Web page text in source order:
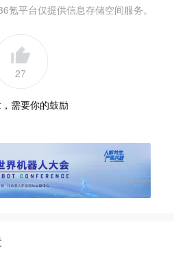
氪平台仅提供信息存储空间服务。
27
需要你的鼓励